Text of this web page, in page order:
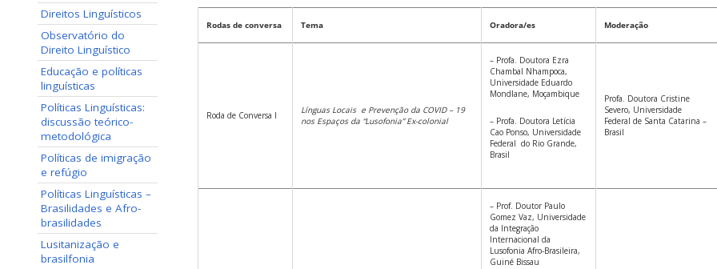
Direitos Linguísticos
Observatório do
Direito Linguístico
Educação e políticas
linguísticas
Políticas Linguísticas:
discussão teórico-
metodológica
Políticas de imigração
e refúgio
Políticas Linguísticas –
Brasilidades e Afro-
brasilidades
Lusitanização e
brasilfonia
Rodas de conversa Tema Oradora/es Moderação
Roda de Conversa I
Línguas Locais e Prevenção da COVID – 19
nos Espaços da “Lusofonia” Ex-colonial
– Profa. Doutora Ezra
Chambal Nhampoca,
Universidade Eduardo
Mondlane, Moçambique
– Profa. Doutora Letícia
Cao Ponso, Universidade
Federal do Rio Grande,
Brasil
Profa. Doutora Cristine
Severo, Universidade
Federal de Santa Catarina –
Brasil
– Prof. Doutor Paulo
Gomez Vaz, Universidade
da Integração
Internacional da
Lusofonia Afro-Brasileira,
Guiné Bissau